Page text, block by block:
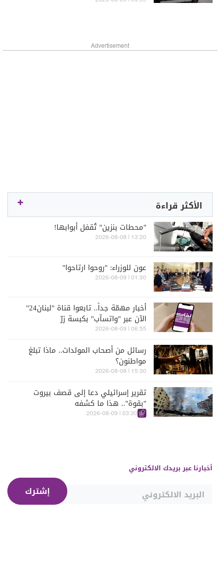
Advertisement
الأكثر قراءة
"محطات بنزين" تُقفل أبوابها!
13:20 | 2026-08-08
عون للوزراء: "روحوا ارتاحوا"
01:30 | 2026-08-09
أخبار مهمّة جداً.. تابعوا قناة "لبنان24"
الآن عبر "واتسآب" بكبسة زرّ
06:55 | 2026-08-09
رسائل من أصحاب المولدات.. ماذا تبلغ
مواطنون؟
15:30 | 2026-08-08
تقرير إسرائيلي دعا إلى قصف بيروت
"بقوة".. هذا ما كشفه
03:30 | 2026-08-09
أخبارنا عبر بريدك الالكتروني
إشترك